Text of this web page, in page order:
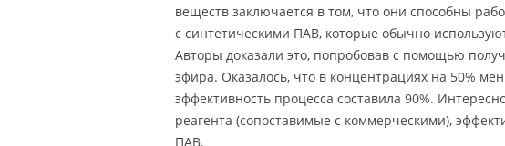
веществ заключается в том, что они способны
с синтетическими ПАВ, которые обычно
Авторы доказали это, попробовав с помощью
эфира. Оказалось, что в концентрациях на 50%
эффективность процесса составила 90%.
реагента (сопоставимые с коммерческими),
ПАВ.